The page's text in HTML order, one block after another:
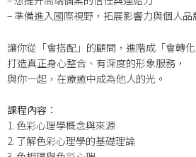
– 準備進入國際視野，拓展影響力與個人品
讓你從「會搭配」的顧問，進階成「會轉
打造真正身心整合、有深度的形象服務，
與你一起，在療癒中成為他人的光。
課程內容：
1. 色彩心理學概念與來源
2. 了解色彩心理學的基礎理論